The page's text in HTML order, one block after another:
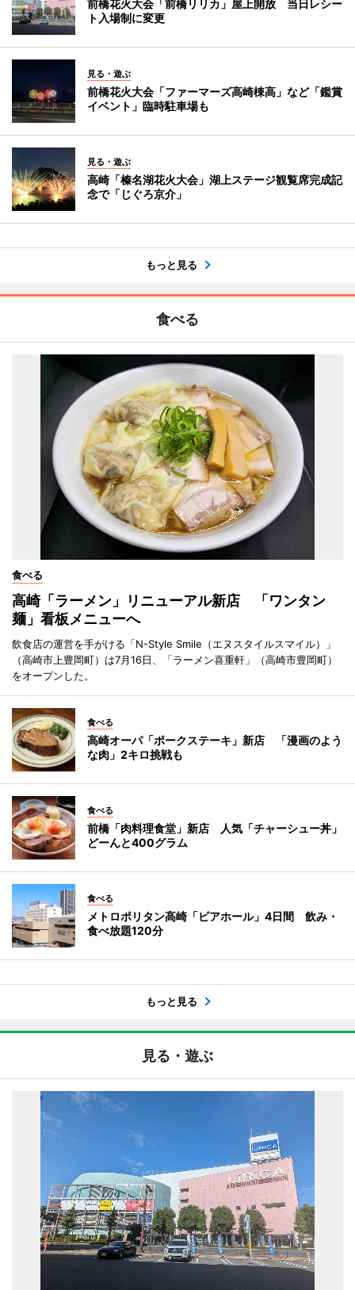
前橋花火大会「前橋リリカ」屋上開放 当日レシー
ト入場制に変更
見る・遊ぶ
前橋花火大会「ファーマーズ高崎棟高」など「鑑賞
イベント」臨時駐車場も
見る・遊ぶ
高崎「榛名湖花火大会」湖上ステージ観覧席完成記
念で「じぐろ京介」
もっと見る
食べる
食べる
高崎「ラーメン」リニューアル新店 「ワンタン
麺」看板メニューへ
飲食店の運営を手がける「N-Style Smile（エヌスタイルスマイル）」
（高崎市上豊岡町）は7月16日、「ラーメン喜重軒」（高崎市豊岡町）
をオープンした。
食べる
高崎オーパ「ポークステーキ」新店 「漫画のよう
な肉」2キロ挑戦も
食べる
前橋「肉料理食堂」新店 人気「チャーシュー丼」
どーんと400グラム
食べる
メトロポリタン高崎「ビアホール」4日間 飲み・
食べ放題120分
もっと見る
見る・遊ぶ